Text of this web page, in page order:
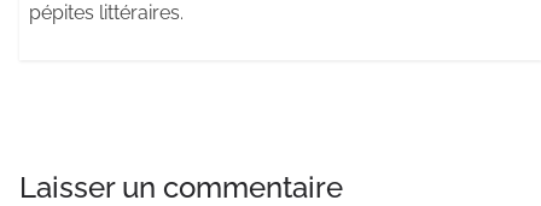
pépites littéraires.
Laisser un commentaire